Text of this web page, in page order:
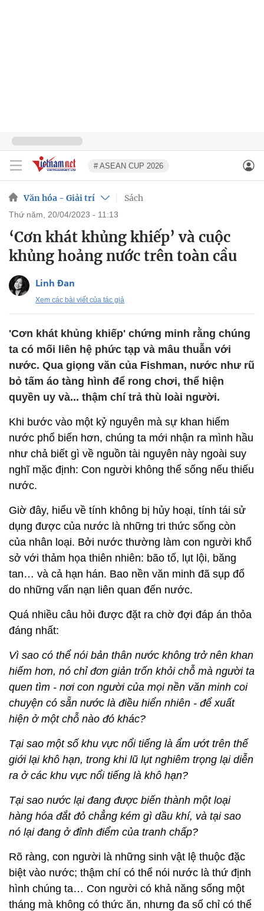
# ASEAN CUP 2026
Văn hóa - Giải trí Sách
thứ năm, 20/04/2023 - 11:13
‘Cơn khát khủng khiếp’ và cuộc
khủng hoảng nước trên toàn cầu
Linh Đan
Xem các bài viết của tác giả
'Cơn khát khủng khiếp' chứng minh rằng chúng
ta có mối liên hệ phức tạp và mâu thuẫn với
nước. Qua giọng văn của Fishman, nước như rũ
bỏ tấm áo tàng hình để rong chơi, thể hiện
quyền uy và... thậm chí trả thù loài người.
Khi bước vào một kỷ nguyên mà sự khan hiếm
nước phổ biến hơn, chúng ta mới nhận ra mình hầu
như chả biết gì về nguồn tài nguyên này ngoài suy
nghĩ mặc định: Con người không thể sống nếu thiếu
nước.
Giờ đây, hiểu về tính không bị hủy hoại, tính tái sử
dụng được của nước là những tri thức sống còn
của nhân loại. Bởi nước thường làm con người khổ
sở với thảm họa thiên nhiên: bão tố, lụt lội, băng
tan… và cả hạn hán. Bao nền văn minh đã sụp đổ
do những vấn nạn liên quan đến nước.
Quá nhiều câu hỏi được đặt ra chờ đợi đáp án thỏa
đáng nhất:
Vì sao có thể nói bản thân nước không trở nên khan
hiếm hơn, nó chỉ đơn giản trốn khỏi chỗ mà người ta
quen tìm - nơi con người của mọi nền văn minh coi
chuyện có sẵn nước là điều hiển nhiên - để xuất
hiện ở một chỗ nào đó khác?
Tại sao một số khu vực nổi tiếng là ẩm ướt trên thế
giới lại khô hạn, trong khi lũ lụt nghiêm trọng lại diễn
ra ở các khu vực nổi tiếng là khô hạn?
Tại sao nước lại đang được biến thành một loại
hàng hóa đắt đỏ chẳng kém gì dầu khí, và tại sao
nó lại đang ở đỉnh điểm của tranh chấp?
Rõ ràng, con người là những sinh vật lệ thuộc đặc
biệt vào nước; thậm chí có thể nói nước là thứ định
hình chúng ta… Con người có khả năng sống một
tháng mà không có thức ăn, nhưng đa số chỉ có thể